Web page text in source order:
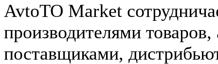
AvtoTO Market
производителями
поставщиками,